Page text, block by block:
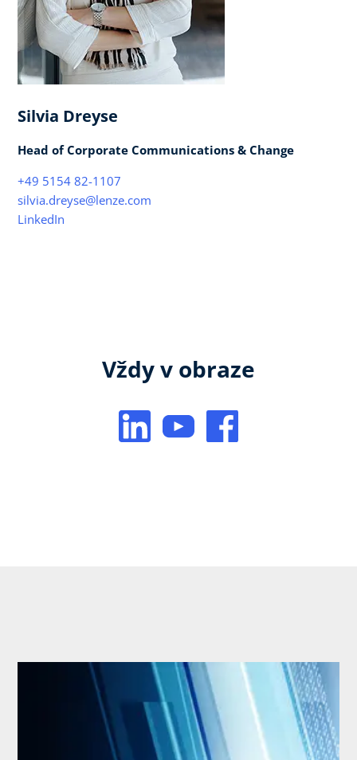
Silvia Dreyse
Head of Corporate Communications & Change
+49 5154 82-1107
silvia.dreyse@lenze.com
LinkedIn
Vždy v obraze